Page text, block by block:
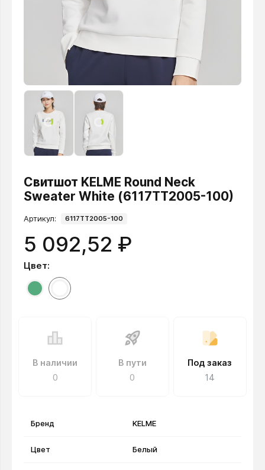
Свитшот KELME Round Neck
Sweater White (6117TT2005-100)
Артикул: 6117TT2005-100
5 092,52 ₽
Цвет:
В наличии
0
В пути
0
Под заказ
14
Бренд KELME
Цвет Белый